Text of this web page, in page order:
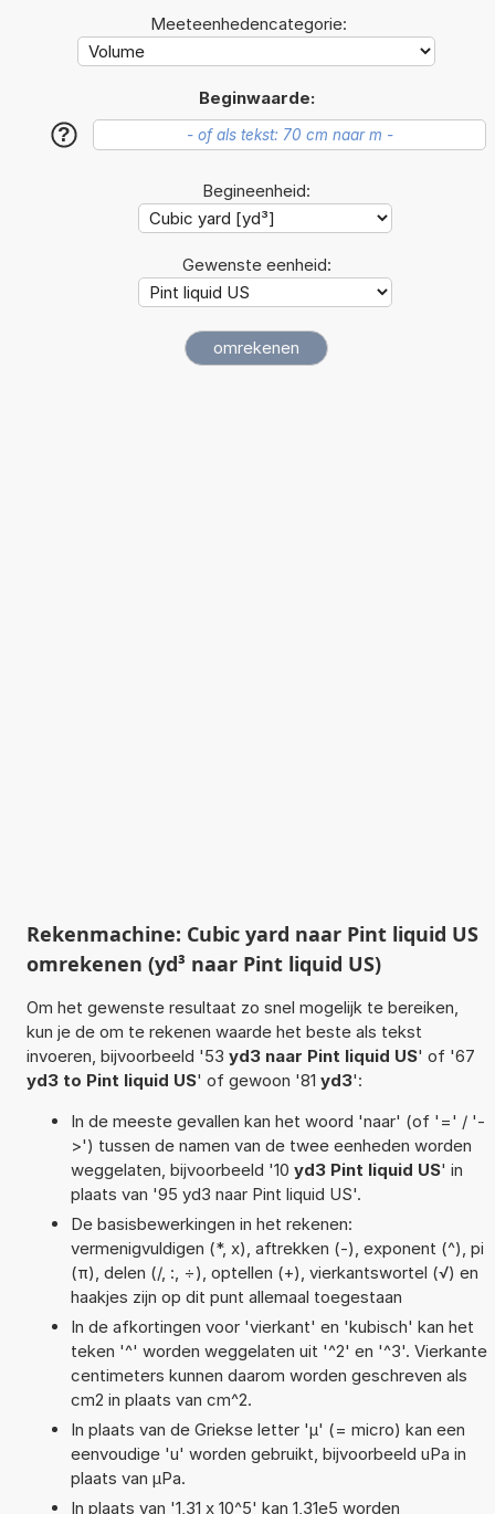
Meeteenhedencategorie:
Beginwaarde:
?
Begineenheid:
Gewenste eenheid:
Rekenmachine: Cubic yard naar Pint liquid US
omrekenen (yd³ naar Pint liquid US)
Om het gewenste resultaat zo snel mogelijk te bereiken,
kun je de om te rekenen waarde het beste als tekst
invoeren, bijvoorbeeld '53 yd3 naar Pint liquid US' of '67
yd3 to Pint liquid US' of gewoon '81 yd3':
In de meeste gevallen kan het woord 'naar' (of '=' / '-
>') tussen de namen van de twee eenheden worden
weggelaten, bijvoorbeeld '10 yd3 Pint liquid US' in
plaats van '95 yd3 naar Pint liquid US'.
De basisbewerkingen in het rekenen:
vermenigvuldigen (*, x), aftrekken (-), exponent (^), pi
(π), delen (/, :, ÷), optellen (+), vierkantswortel (√) en
haakjes zijn op dit punt allemaal toegestaan
In de afkortingen voor 'vierkant' en 'kubisch' kan het
teken '^' worden weggelaten uit '^2' en '^3'. Vierkante
centimeters kunnen daarom worden geschreven als
cm2 in plaats van cm^2.
In plaats van de Griekse letter 'µ' (= micro) kan een
eenvoudige 'u' worden gebruikt, bijvoorbeeld uPa in
plaats van µPa.
In plaats van '1,31 x 10^5' kan 1,31e5 worden